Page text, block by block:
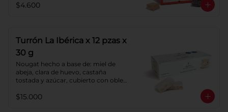
$4.600
Turrón La Ibérica x 12 pzas x
30 g
Nougat hecho a base de: miel de
abeja, clara de huevo, castaña
tostada y azúcar, cubierto con oblea
$15.000